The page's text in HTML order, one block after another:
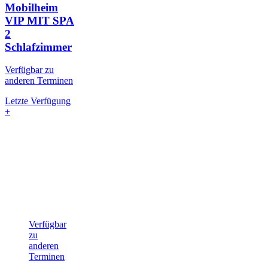
Mobilheim
VIP MIT SPA
2
Schlafzimmer
Verfügbar zu
anderen Terminen
Letzte Verfügung
+
Verfügbar
zu
anderen
Terminen